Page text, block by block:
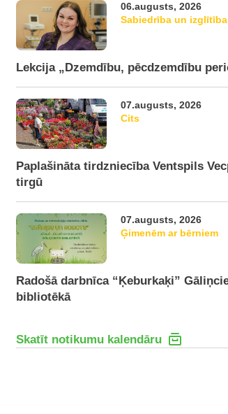
06.augusts, 2026
Sabiedrība un izglītība
Lekcija „Dzemdību, pēcdzemdību
07.augusts, 2026
Cits
Paplašināta tirdzniecība Ventspils
tirgū
07.augusts, 2026
Ģimenēm ar bērniem
Radošā darbnīca “Ķeburkaķi”
bibliotēkā
Skatīt notikumu kalendāru